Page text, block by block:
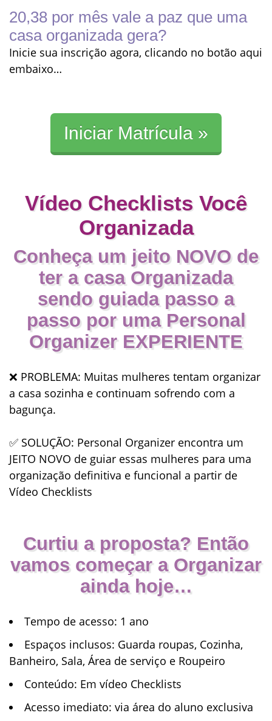
20,38 por mês vale a paz que uma
casa organizada gera?
Inicie sua inscrição agora, clicando no botão aqui
embaixo…
Iniciar Matrícula »
Vídeo Checklists Você
Organizada
Conheça um jeito NOVO de
ter a casa Organizada
sendo guiada passo a
passo por uma Personal
Organizer EXPERIENTE
❌ PROBLEMA: Muitas mulheres tentam organizar
a casa sozinha e continuam sofrendo com a
bagunça.
✅ SOLUÇÃO: Personal Organizer encontra um
JEITO NOVO de guiar essas mulheres para uma
organização definitiva e funcional a partir de
Vídeo Checklists
Curtiu a proposta? Então
vamos começar a Organizar
ainda hoje…
Tempo de acesso: 1 ano
Espaços inclusos: Guarda roupas, Cozinha,
Banheiro, Sala, Área de serviço e Roupeiro
Conteúdo: Em vídeo Checklists
Acesso imediato: via área do aluno exclusiva